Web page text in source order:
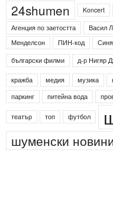
24shumen Koncert
Агенция по заетостта
Васил
Менделсон
ПИН-код
български филми
д-р Нигяр
кражба медия музика
паркинг питейна вода
театър топ футбол
шуменски